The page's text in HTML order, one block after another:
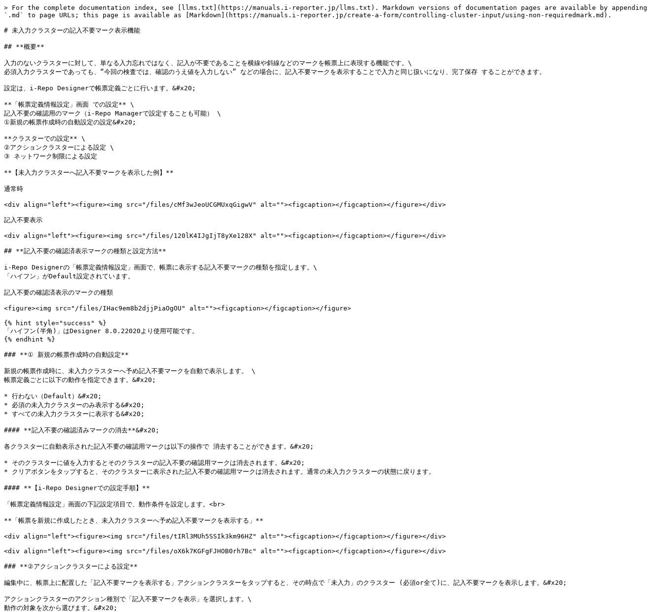
> For the complete documentation index, see [llms.txt](https://manuals.i-reporter.jp/llms.txt). Markdown versions of documentation pages are available by appending
`.md` to page URLs; this page is available as [Markdown](https://manuals.i-reporter.jp/create-a-form/controlling-cluster-input/using-non-requiredmark.md).
# 未入力クラスターの記入不要マーク表示機能
## **概要**
入力のないクラスターに対して、単なる入力忘れではなく、記入が不要であることを横線や斜線などのマークを帳票上に表現する機能です。\
必須入力クラスターであっても、“今回の検査では、確認のうえ値を入力しない” などの場合に、記入不要マークを表示することで入力と同じ扱いになり、完了保存 することができます。
設定は、i-Repo Designerで帳票定義ごとに行います。&#x20;
**「帳票定義情報設定」画面 での設定** \
記入不要の確認用のマーク（i-Repo Managerで設定することも可能） \
①新規の帳票作成時の自動設定の設定&#x20;
**クラスターでの設定** \
②アクションクラスターによる設定 \
③ ネットワーク制限による設定
**【未入力クラスターへ記入不要マークを表示した例】**
通常時
<div align="left"><figure><img src="/files/cMf3wJeoUCGMUxqGigwV" alt=""><figcaption></figcaption></figure></div>
記入不要表示
<div align="left"><figure><img src="/files/120lK4IJgIjT8yXe128X" alt=""><figcaption></figcaption></figure></div>
## **記入不要の確認済表示マークの種類と設定方法**
i-Repo Designerの「帳票定義情報設定」画面で、帳票に表示する記入不要マークの種類を指定します。\
「ハイフン」がDefault設定されています。
記入不要の確認済表示のマークの種類
<figure><img src="/files/IHac9em8b2djjPiaOgOU" alt=""><figcaption></figcaption></figure>
{% hint style="success" %}
「ハイフン(半角)」はDesigner 8.0.22020より使用可能です。
{% endhint %}
### **① 新規の帳票作成時の自動設定**
新規の帳票作成時に、未入力クラスターへ予め記入不要マークを自動で表示します。 \
帳票定義ごとに以下の動作を指定できます。&#x20;
* 行わない（Default）&#x20;
* 必須の未入力クラスターのみ表示する&#x20;
* すべての未入力クラスターに表示する&#x20;
#### **記入不要の確認済みマークの消去**&#x20;
各クラスターに自動表示された記入不要の確認用マークは以下の操作で 消去することができます。&#x20;
* そのクラスターに値を入力するとそのクラスターの記入不要の確認用マークは消去されます。&#x20;
* クリアボタンをタップすると、そのクラスターに表示された記入不要の確認用マークは消去されます。通常の未入力クラスターの状態に戻ります。
#### **【i-Repo Designerでの設定手順】**
「帳票定義情報設定」画面の下記設定項目で、動作条件を設定します。<br>
**「帳票を新規に作成したとき、未入力クラスターへ予め記入不要マークを表示する」**
<div align="left"><figure><img src="/files/tIRl3MUh5SSIk3km96HZ" alt=""><figcaption></figcaption></figure></div>
<div align="left"><figure><img src="/files/oX6k7KGFgFJHOB0rh7Bc" alt=""><figcaption></figcaption></figure></div>
### **②アクションクラスターによる設定**
編集中に、帳票上に配置した「記入不要マークを表示する」アクションクラスターをタップすると、その時点で「未入力」のクラスター (必須or全て)に、記入不要マークを表示します。&#x20;
アクションクラスターのアクション種別で「記入不要マークを表示」を選択します。\
動作の対象を次から選びます。&#x20;